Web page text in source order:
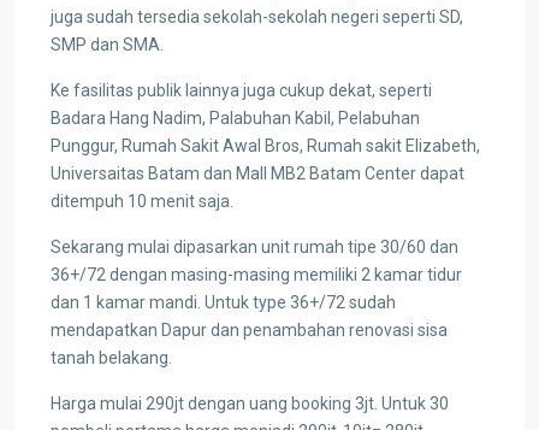
juga sudah tersedia sekolah-sekolah negeri seperti SD,
SMP dan SMA.
Ke fasilitas publik lainnya juga cukup dekat, seperti
Badara Hang Nadim, Palabuhan Kabil, Pelabuhan
Punggur, Rumah Sakit Awal Bros, Rumah sakit Elizabeth,
Universaitas Batam dan Mall MB2 Batam Center dapat
ditempuh 10 menit saja.
Sekarang mulai dipasarkan unit rumah tipe 30/60 dan
36+/72 dengan masing-masing memiliki 2 kamar tidur
dan 1 kamar mandi. Untuk type 36+/72 sudah
mendapatkan Dapur dan penambahan renovasi sisa
tanah belakang.
Harga mulai 290jt dengan uang booking 3jt. Untuk 30